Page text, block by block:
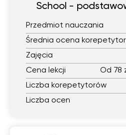
School -
Przedmiot nauczania
Średnia ocena
Zajęcia
Cena lekcji
Od 78
Liczba korepetytorów
Liczba ocen